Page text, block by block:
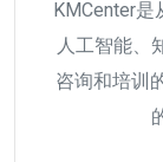
KMCenter是
人工智能、
咨询和培训